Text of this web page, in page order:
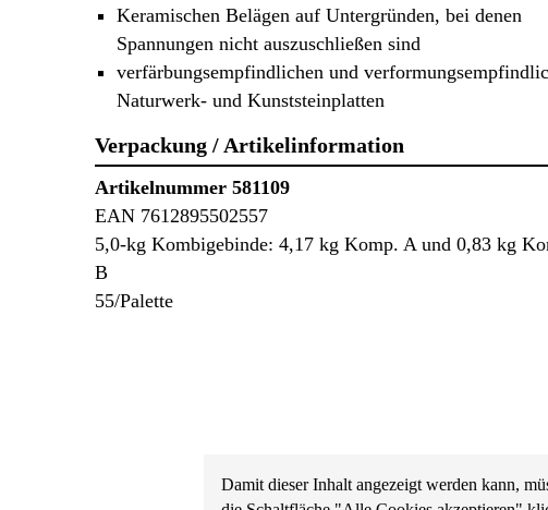
Keramischen Belägen auf Untergründen, bei denen
Spannungen nicht auszuschließen sind
verfärbungsempfindlichen und
Naturwerk- und Kunststeinplatten
Verpackung / Artikelinformation
Artikelnummer 581109
EAN 7612895502557
5,0-kg Kombigebinde: 4,17 kg Komp. A und 0,83 kg
B
55/Palette
Damit dieser Inhalt angezeigt werden kann,